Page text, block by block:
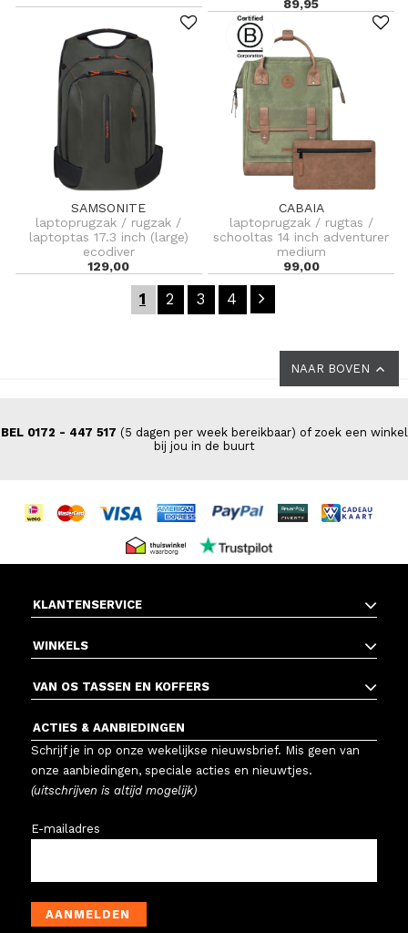
89,95
SAMSONITE
laptoprugzak / rugzak /
laptoptas 17.3 inch (large)
ecodiver
129,00
CABAIA
laptoprugzak / rugtas /
schooltas 14 inch adventurer
medium
99,00
1 2 3 4
NAAR BOVEN
BEL 0172 - 447 517 (5 dagen per week bereikbaar) of zoek een winkel
bij jou in de buurt
KLANTENSERVICE
WINKELS
VAN OS TASSEN EN KOFFERS
ACTIES & AANBIEDINGEN
Schrijf je in op onze wekelijkse nieuwsbrief. Mis geen van
onze aanbiedingen, speciale acties en nieuwtjes.
(uitschrijven is altijd mogelijk)
E-mailadres
AANMELDEN